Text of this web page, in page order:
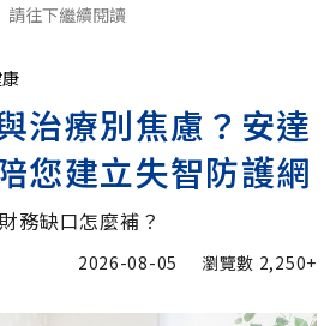
請往下繼續閱讀
治療別焦慮？安達
您建立失智防護網
務缺口怎麼補？
2026-08-05 瀏覽數 2,250+